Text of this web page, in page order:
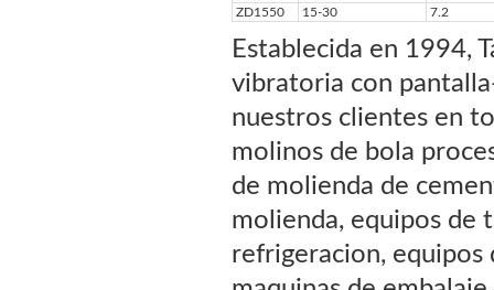
ZD1550
15-30 7.2
Establecida en 1994,
vibratoria con
nuestros clientes en
molinos de bola
de molienda de
molienda, equipos de
refrigeracion, equipos